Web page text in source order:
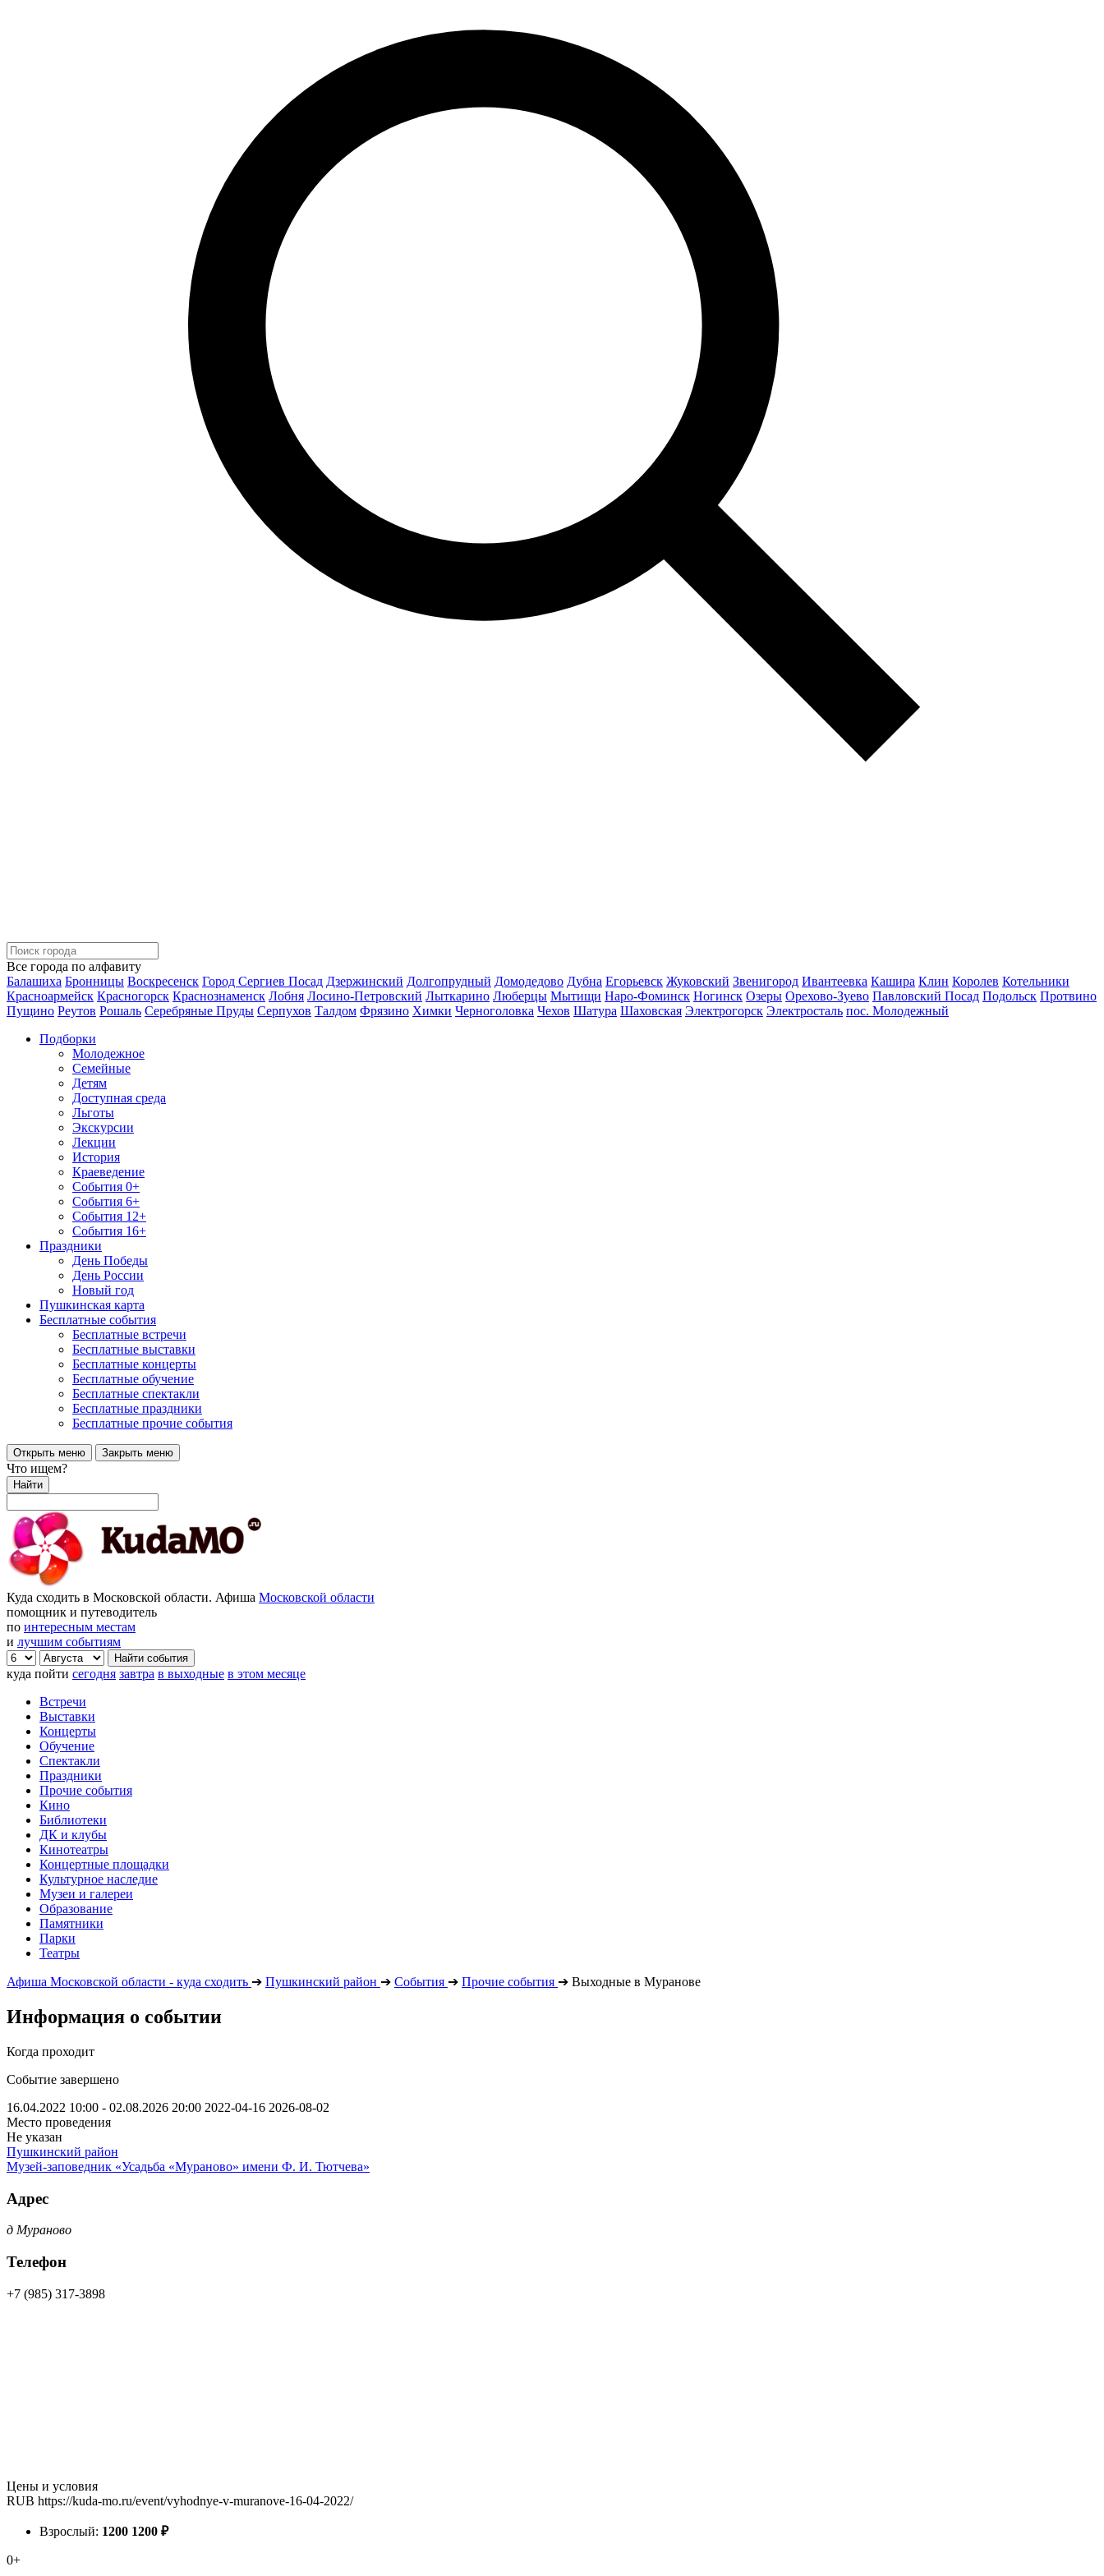
Все города по алфавиту
Балашиха Бронницы Воскресенск Город Сергиев Посад Дзержинский Долгопрудный Домодедово Дубна Егорьевск Жуковский Звенигород Ивантеевка Кашира Клин Королев Котельники
Красноармейск Красногорск Краснознаменск Лобня Лосино-Петровский Лыткарино Люберцы Мытищи Наро-Фоминск Ногинск Озеры Орехово-Зуево Павловский Посад Подольск Протвино
Пущино Реутов Рошаль Серебряные Пруды Серпухов Талдом Фрязино Химки Черноголовка Чехов Шатура Шаховская Электрогорск Электросталь пос. Молодежный
Подборки
Молодежное
Семейные
Детям
Доступная среда
Льготы
Экскурсии
Лекции
История
Краеведение
События 0+
События 6+
События 12+
События 16+
Праздники
День Победы
День России
Новый год
Пушкинская карта
Бесплатные события
Бесплатные встречи
Бесплатные выставки
Бесплатные концерты
Бесплатные обучение
Бесплатные спектакли
Бесплатные праздники
Бесплатные прочие события
Открыть меню Закрыть меню
Что ищем?
Найти
Куда сходить в Московской области. Афиша Московской области
помощник и путеводитель
по интересным местам
и лучшим событиям
куда пойти сегодня завтра в выходные в этом месяце
Встречи
Выставки
Концерты
Обучение
Спектакли
Праздники
Прочие события
Кино
Библиотеки
ДК и клубы
Кинотеатры
Концертные площадки
Культурное наследие
Музеи и галереи
Образование
Памятники
Парки
Театры
Афиша Московской области - куда сходить ➔ Пушкинский район ➔ События ➔ Прочие события ➔ Выходные в Муранове
Информация о событии
Когда проходит
Событие завершено
16.04.2022 10:00 - 02.08.2026 20:00 2022-04-16 2026-08-02
Место проведения
Не указан
Пушкинский район
Музей-заповедник «Усадьба «Мураново» имени Ф. И. Тютчева»
Адрес
д Мураново
Телефон
+7 (985) 317-3898
Цены и условия
RUB https://kuda-mo.ru/event/vyhodnye-v-muranove-16-04-2022/
Взрослый: 1200 1200 ₽
0+